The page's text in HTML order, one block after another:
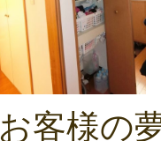
お客様の